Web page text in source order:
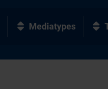
Mediatypes